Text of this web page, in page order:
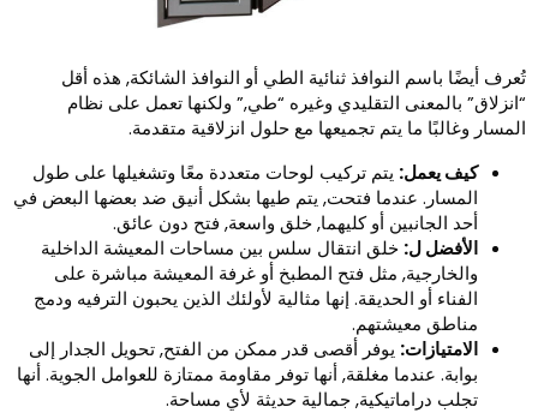
أيضًا باسم النوافذ ثنائية الطي أو النوافذ الشائكة, هذه أقل
بالمعنى التقليدي وغيره “طي,” ولكنها تعمل على نظام
وغالبًا ما يتم تجميعها مع حلول انزلاقية متقدمة.
كيف يعمل:يتم تركيب لوحات متعددة معًا وتشغيلها على طول
المسار. عندما فتحت, يتم طيها بشكل أنيق ضد بعضها البعض في
أحد الجانبين أو كليهما, خلق واسعة, فتح دون عائق.
الأفضل ل:خلق انتقال سلس بين مساحات المعيشة الداخلية
والخارجية, مثل فتح المطبخ أو غرفة المعيشة مباشرة على
الفناء أو الحديقة. إنها مثالية لأولئك الذين يحبون الترفيه ودمج
مناطق معيشتهم.
الامتيازات:يوفر أقصى قدر ممكن من الفتح, تحويل الجدار إلى
بوابة. عندما مغلقة, أنها توفر مقاومة ممتازة للعوامل الجوية. أنها
تجلب دراماتيكية, جمالية حديثة لأي مساحة.